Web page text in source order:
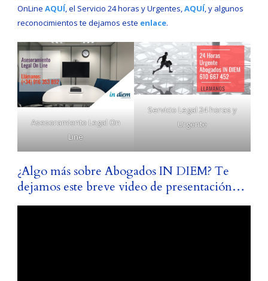
OnLine AQUÍ, el Servicio 24 horas y Urgentes, AQUÍ, y algunos
reconocimientos te dejamos este enlace.
Asesoramiento Legal On
Line
Servicio Legal 24 horas y
Urgente
¿Algo más sobre Abogados IN DIEM? Te
dejamos este breve video de presentación…